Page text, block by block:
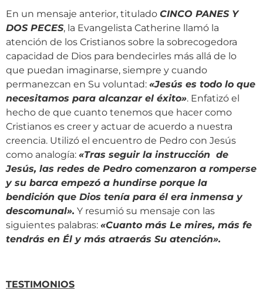
En un mensaje anterior, titulado CINCO PANES Y
DOS PECES, la Evangelista Catherine llamó la
atención de los Cristianos sobre la sobrecogedora
capacidad de Dios para bendecirles más allá de lo
que puedan imaginarse, siempre y cuando
permanezcan en Su voluntad: «Jesús es todo lo que
necesitamos para alcanzar el éxito». Enfatizó el
hecho de que cuanto tenemos que hacer como
Cristianos es creer y actuar de acuerdo a nuestra
creencia. Utilizó el encuentro de Pedro con Jesús
como analogía: «Tras seguir la instrucción de
Jesús, las redes de Pedro comenzaron a romperse
y su barca empezó a hundirse porque la
bendición que Dios tenía para él era inmensa y
descomunal». Y resumió su mensaje con las
siguientes palabras: «Cuanto más Le mires, más fe
tendrás en Él y más atraerás Su atención».
TESTIMONIOS